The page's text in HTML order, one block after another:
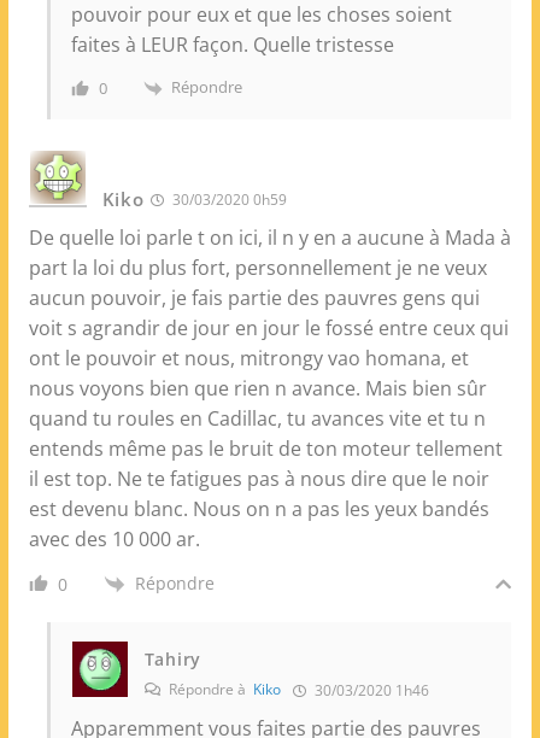
pouvoir pour eux et que les choses soient
faites à LEUR façon. Quelle tristesse
0 Répondre
Kiko 30/03/2020 0h59
De quelle loi parle t on ici, il n y en a aucune à Mada à
part la loi du plus fort, personnellement je ne veux
aucun pouvoir, je fais partie des pauvres gens qui
voit s agrandir de jour en jour le fossé entre ceux qui
ont le pouvoir et nous, mitrongy vao homana, et
nous voyons bien que rien n avance. Mais bien sûr
quand tu roules en Cadillac, tu avances vite et tu n
entends même pas le bruit de ton moteur tellement
il est top. Ne te fatigues pas à nous dire que le noir
est devenu blanc. Nous on n a pas les yeux bandés
avec des 10 000 ar.
0 Répondre
Tahiry
Répondre à Kiko 30/03/2020 1h46
Apparemment vous faites partie des pauvres